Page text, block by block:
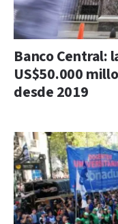
Banco Central:
US$50.000
desde 2019